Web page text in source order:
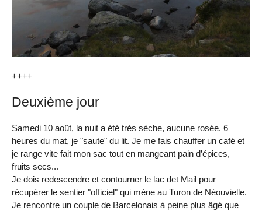
++++
Deuxième jour
Samedi 10 août, la nuit a été très sèche, aucune rosée. 6
heures du mat, je "saute" du lit. Je me fais chauffer un café et
je range vite fait mon sac tout en mangeant pain d’épices,
fruits secs...
Je dois redescendre et contourner le lac det Mail pour
récupérer le sentier "officiel" qui mène au Turon de Néouvielle.
Je rencontre un couple de Barcelonais à peine plus âgé que